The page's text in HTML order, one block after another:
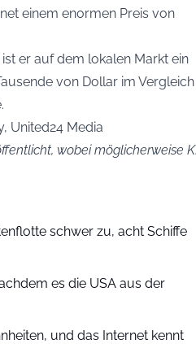
einem enormen Preis von
er auf dem lokalen Markt ein
von Dollar im Vergleich
United24 Media
wobei möglicherweise
schwer zu, acht Schiffe
es die USA aus der
und das Internet kennt